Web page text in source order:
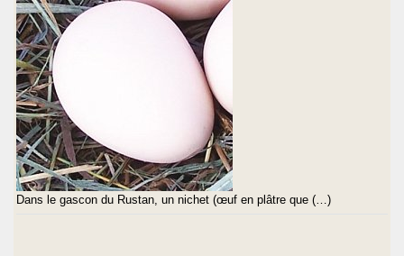
Dans le gascon du Rustan, un nichet (œuf en plâtre que (…)